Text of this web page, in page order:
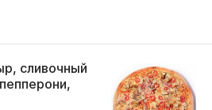
сливочный